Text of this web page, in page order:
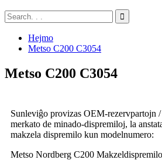
Hejmo
Metso C200 C3054
Metso C200 C3054
Sunleviĝo provizas OEM-rezervpartojn
merkato de minado-dispremiloj, la
makzela dispremilo kun modelnumero:
Metso Nordberg C200 Makzeldispremilo